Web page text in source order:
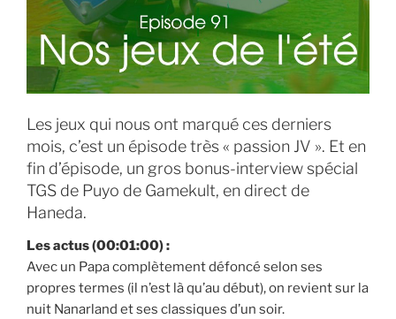
Les jeux qui nous ont marqué ces derniers
mois, c’est un épisode très « passion JV ». Et en
fin d’épisode, un gros bonus-interview spécial
TGS de Puyo de Gamekult, en direct de
Haneda.
Les actus (00:01:00) :
Avec un Papa complètement défoncé selon ses
propres termes (il n’est là qu’au début), on revient sur la
nuit Nanarland et ses classiques d’un soir.